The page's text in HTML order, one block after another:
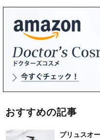
おすすめの記事
プリュスオ